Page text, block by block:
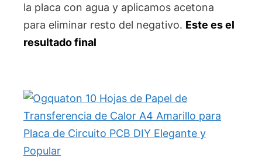
la placa con agua y aplicamos acetona
para eliminar resto del negativo. Este es el
resultado final